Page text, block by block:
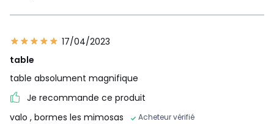
17/04/2023
table
table absolument magnifique
Je recommande ce produit
valo , bormes les mimosas Acheteur vérifié